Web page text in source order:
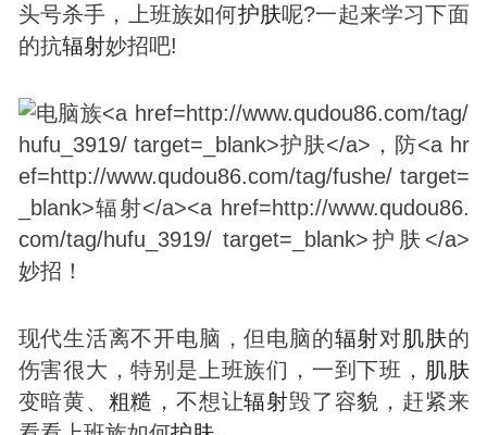
头号杀手，上班族如何护肤呢?一起来学习下面
的抗辐射妙招吧!
现代生活离不开电脑，但电脑的辐射对肌肤的
伤害很大，特别是上班族们，一到下班， 肌肤
变暗黄、 粗糙 ，不想让辐射毁了容貌，赶紧来